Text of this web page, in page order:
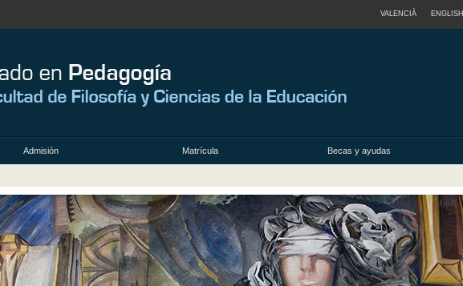
VALENCIÀ ENGLISH
Admisión Matrícula Becas y ayudas